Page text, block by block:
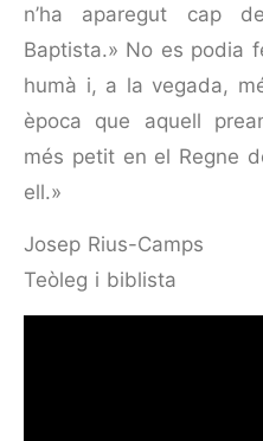
n’ha aparegut cap
Baptista.» No es podia
humà i, a la vegada,
època que aquell
més petit en el Regne
ell.»
Josep Rius-Camps
Teòleg i biblista